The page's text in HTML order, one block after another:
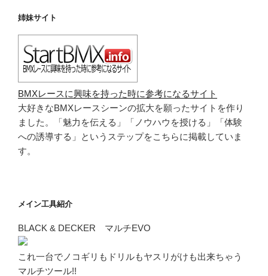
姉妹サイト
BMXレースに興味を持った時に参考になるサイト
大好きなBMXレースシーンの拡大を願ったサイトを作り
ました。「魅力を伝える」「ノウハウを授ける」「体験
への誘導する」というステップをこちらに掲載していま
す。
メイン工具紹介
BLACK & DECKER マルチEVO
これ一台でノコギリもドリルもヤスリがけも出来ちゃう
マルチツール!!